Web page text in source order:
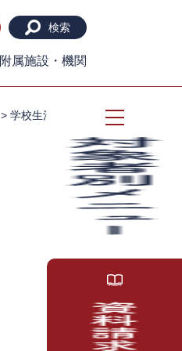
検索
附属施設・機関
> 学校生活・就職